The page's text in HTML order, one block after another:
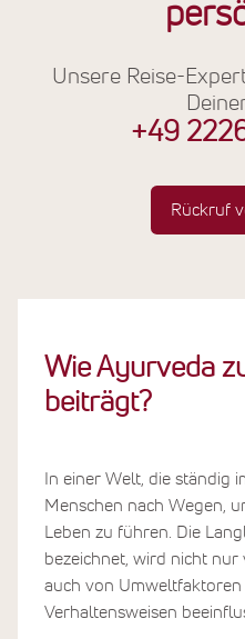
Unsere Reise-
+49
Rückruf
Wie Ayurveda
beiträgt?
In einer Welt, die ständig
Menschen nach Wegen,
Leben zu führen. Die
bezeichnet, wird nicht nur
auch von
Verhaltensweisen